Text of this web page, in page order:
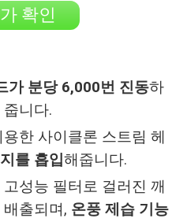
확인
가 분당 6,000번 진동하
니다.
한 사이클론 스트림 헤
를 흡입해줍니다.
성능 필터로 걸러진 깨
출되며, 온풍 제습 기능